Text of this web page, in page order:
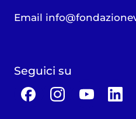
Email
Seguici su